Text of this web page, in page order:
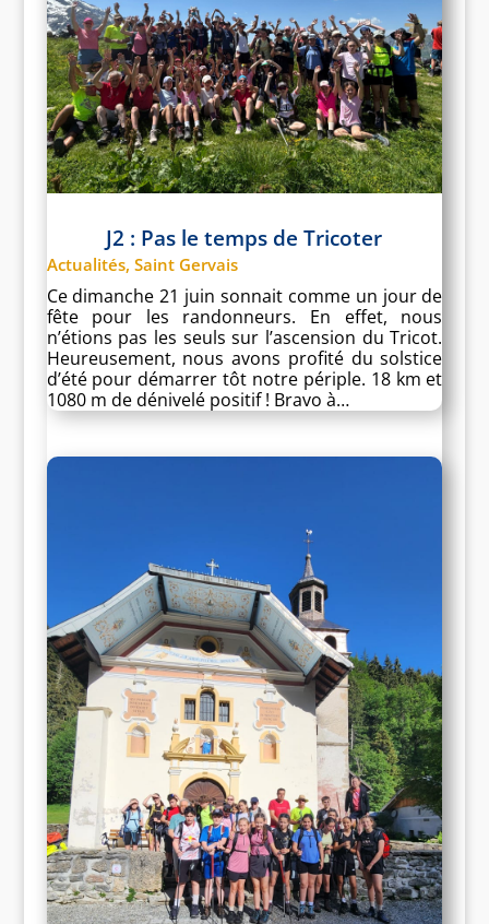
J2 : Pas le temps de Tricoter
Actualités, Saint Gervais
Ce dimanche 21 juin sonnait comme un jour de
fête pour les randonneurs. En effet, nous
n’étions pas les seuls sur l’ascension du Tricot.
Heureusement, nous avons profité du solstice
d’été pour démarrer tôt notre périple. 18 km et
1080 m de dénivelé positif ! Bravo à…